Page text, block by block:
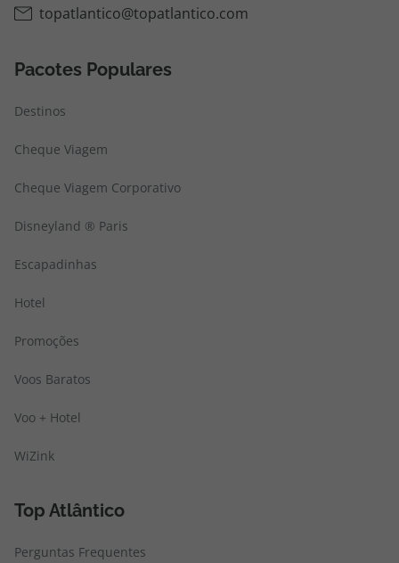
topatlantico@topatlantico.com
Pacotes Populares
Destinos
Cheque Viagem
Cheque Viagem Corporativo
Disneyland ® Paris
Escapadinhas
Hotel
Promoções
Voos Baratos
Voo + Hotel
WiZink
Top Atlântico
Perguntas Frequentes